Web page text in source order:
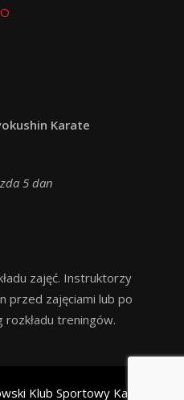
Karate
5 dan
zajęć. Instruktorzy
przed zajęciami lub po
rozkładu treningów.
Klub Sportowy Karate